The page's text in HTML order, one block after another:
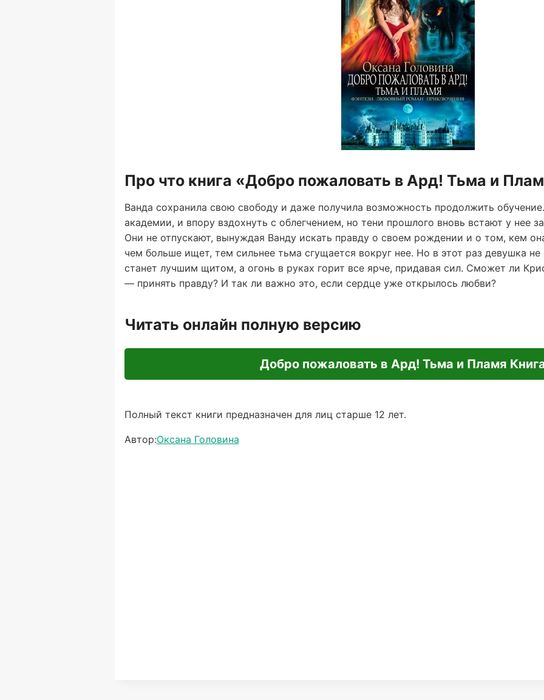
Про что книга «Добро пожаловать в Ард! Тьма и
Ванда сохранила свою свободу и даже получила возможность продолжить
академии, и впору вздохнуть с облегчением, но тени прошлого вновь встают у нее
Они не отпускают, вынуждая Ванду искать правду о своем рождении и о том, кем
чем больше ищет, тем сильнее тьма сгущается вокруг нее. Но в этот раз девушка
станет лучшим щитом, а огонь в руках горит все ярче, придавая сил. Сможет ли
— принять правду? И так ли важно это, если сердце уже открылось любви?
Читать онлайн полную версию
Добро пожаловать в Ард! Тьма и Пламя
Полный текст книги предназначен для лиц старше 12 лет.
Автор:Оксана Головина